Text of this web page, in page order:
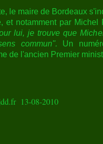
le maire de Bordeaux
et notamment par Michel
lui, je trouve que
commun". Un
de l'ancien Premier
13-08-2010